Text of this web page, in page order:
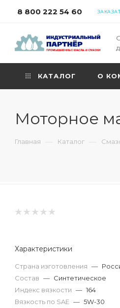
8 800 222 54 60
КАТАЛОГ О
Моторное
Главная — Каталог —
Характеристики
Страна изготовления —
Состав — Синтетическое
Индекс вязкости — 164
Вязкость по SAE — 5W-30